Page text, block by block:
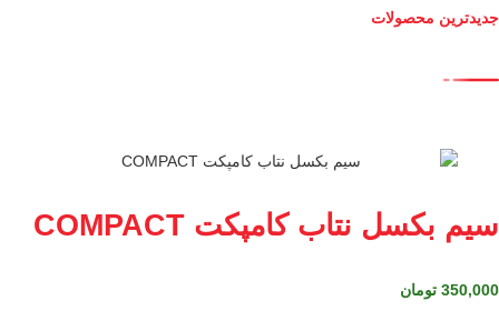
جدیدترین محصولات
سیم بکسل نتاب کامپکت COMPACT
350,000 تومان